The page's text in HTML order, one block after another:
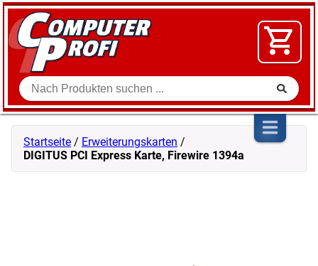
Zum Inhalt springen
Suche
SOFTWARE
VIDEO
SHOP
Startseite / Erweiterungskarten /
DIGITUS PCI Express Karte, Firewire 1394a